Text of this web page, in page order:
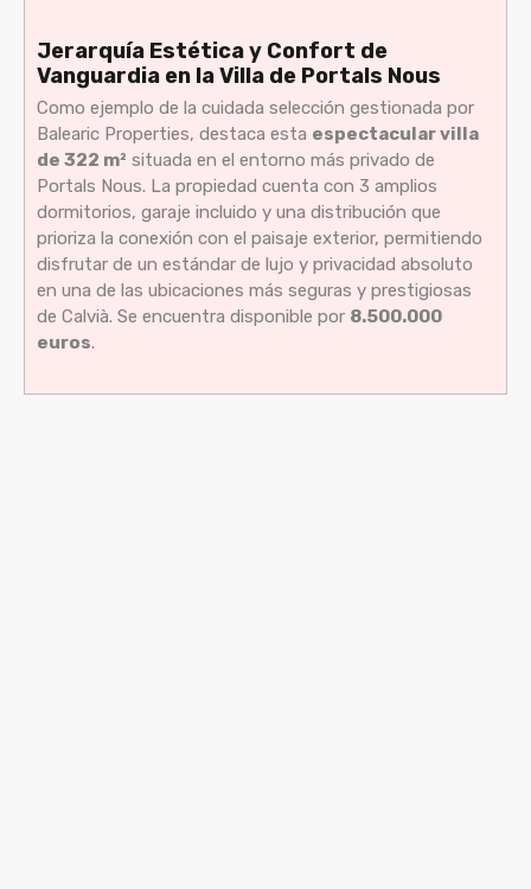
Jerarquía Estética y Confort de
Vanguardia en la Villa de Portals Nous
Como ejemplo de la cuidada selección gestionada por
Balearic Properties, destaca esta espectacular villa
de 322 m² situada en el entorno más privado de
Portals Nous. La propiedad cuenta con 3 amplios
dormitorios, garaje incluido y una distribución que
prioriza la conexión con el paisaje exterior, permitiendo
disfrutar de un estándar de lujo y privacidad absoluto
en una de las ubicaciones más seguras y prestigiosas
de Calvià. Se encuentra disponible por 8.500.000
euros.